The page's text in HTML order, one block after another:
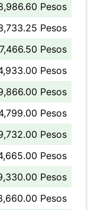
Pesos
Pesos
Pesos
Pesos
Pesos
Pesos
Pesos
Pesos
Pesos
Pesos